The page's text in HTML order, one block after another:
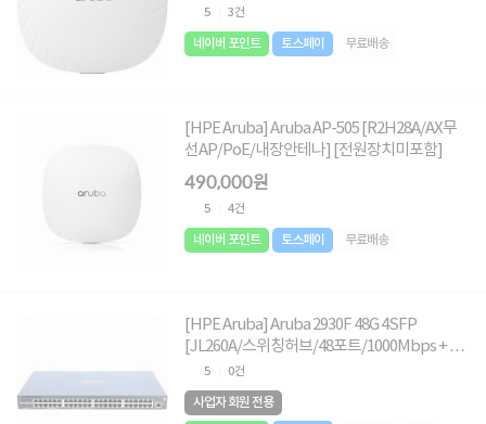
5 3건
네이버 포인트 토스페이 무료배송
[HPE Aruba] Aruba AP-505 [R2H28A/AX무
선AP/PoE/내장안테나] [전원장치미포함]
490,000원
5 4건
네이버 포인트 토스페이 무료배송
[HPE Aruba] Aruba 2930F 48G 4SFP
[JL260A/스위칭허브/48포트/1000Mbps + 1G
4SFP/랙마운트가능]
5 0건
사업자 회원 전용